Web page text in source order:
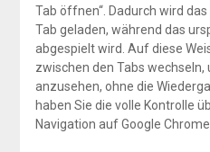
Tab öffnen“. Dadurch wird
Tab geladen, während das
abgespielt wird. Auf diese
zwischen den Tabs
anzusehen, ohne die
haben Sie die volle Kontrolle
Navigation auf Google Chrome.